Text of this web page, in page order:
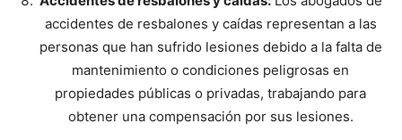
accidentes de resbalones y caídas representan a las
personas que han sufrido lesiones debido a la falta de
mantenimiento o condiciones peligrosas en
propiedades públicas o privadas, trabajando para
obtener una compensación por sus lesiones.